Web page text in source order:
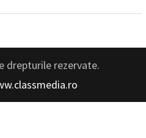
drepturile rezervate.